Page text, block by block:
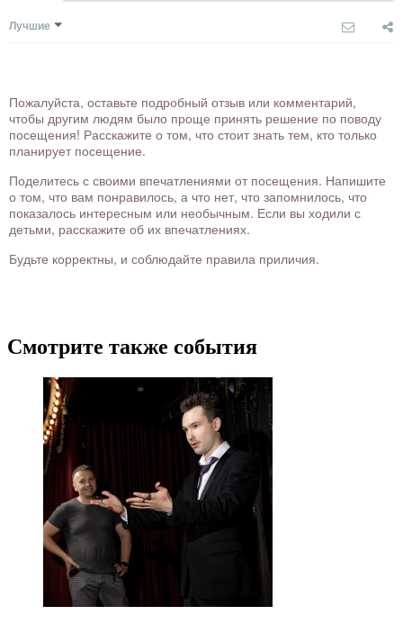
Лучшие
Пожалуйста, оставьте подробный отзыв или комментарий,
чтобы другим людям было проще принять решение по поводу
посещения! Расскажите о том, что стоит знать тем, кто только
планирует посещение.
Поделитесь с своими впечатлениями от посещения. Напишите
о том, что вам понравилось, а что нет, что запомнилось, что
показалось интересным или необычным. Если вы ходили с
детьми, расскажите об их впечатлениях.
Будьте корректны, и соблюдайте правила приличия.
Смотрите также события